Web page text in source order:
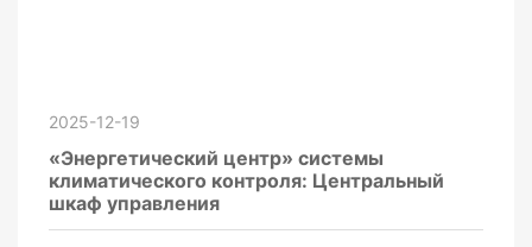
2025-12-19
«Энергетический центр» системы
климатического контроля: Центральный
шкаф управления